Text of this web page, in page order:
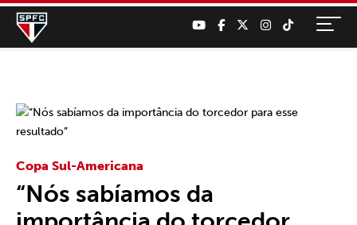
Copa Sul-Americana
“Nós sabíamos da